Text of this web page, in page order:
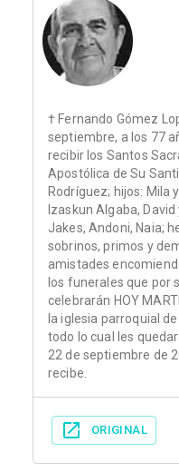
† Fernando Gómez
septiembre, a los 77
recibir los Santos
Apostólica de Su
Rodríguez; hijos: Mila
Izaskun Algaba,
Jakes, Andoni, Naia;
sobrinos, primos y
amistades
los funerales que por
celebrarán HOY
la iglesia parroquial
todo lo cual les
22 de septiembre de
recibe.
ORIGINAL